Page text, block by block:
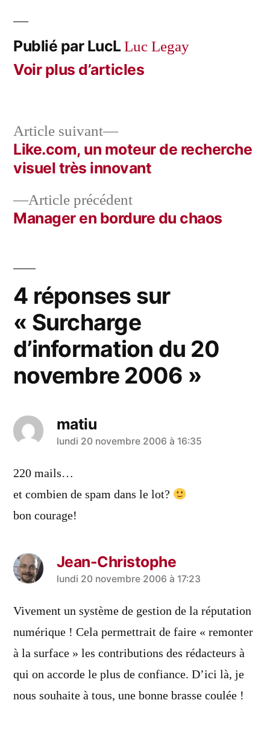
Publié par LucLLuc Legay
Voir plus d’articles
Navigation
l’article
Article précédentArticle
précédent :
Manager en bordure du chaos
Article suivant
Article
suivant :
Like.com, un moteur de recherche
visuel très innovant
4 réponses sur
« Surcharge
d’information du 20
novembre 2006 »
matiu
a
dit :
lundi 20 novembre 2006 à 16:35
220 mails…
et combien de spam dans le lot?
bon courage!
Jean-Christophe
a
dit :
lundi 20 novembre 2006 à 17:23
Vivement un système de gestion de la réputation
numérique ! Cela permettrait de faire « remonter
à la surface » les contributions des rédacteurs à
qui on accorde le plus de confiance. D’ici là, je
nous souhaite à tous, une bonne brasse coulée !